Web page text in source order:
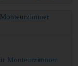
Monteurzimmer